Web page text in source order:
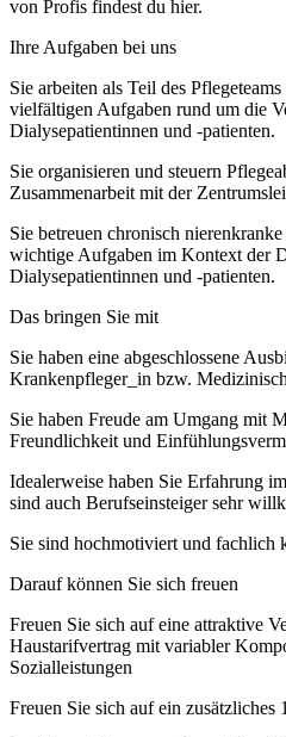
von Profis findest du hier.
Ihre Aufgaben bei uns
Sie arbeiten als Teil des
vielfältigen Aufgaben rund um die
Dialysepatientinnen und -patienten.
Sie organisieren und steuern
Zusammenarbeit mit der
Sie betreuen chronisch
wichtige Aufgaben im Kontext der
Dialysepatientinnen und -patienten.
Das bringen Sie mit
Sie haben eine abgeschlossene
Krankenpfleger_in bzw.
Sie haben Freude am Umgang mit
Freundlichkeit und
Idealerweise haben Sie Erfahrung
sind auch Berufseinsteiger sehr
Sie sind hochmotiviert und fachlich
Darauf können Sie sich freuen
Freuen Sie sich auf eine attraktive
Haustarifvertrag mit variabler
Sozialleistungen
Freuen Sie sich auf ein zusätzliches